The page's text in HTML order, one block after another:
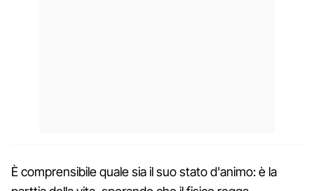
È comprensibile quale sia il suo stato d'animo: è la